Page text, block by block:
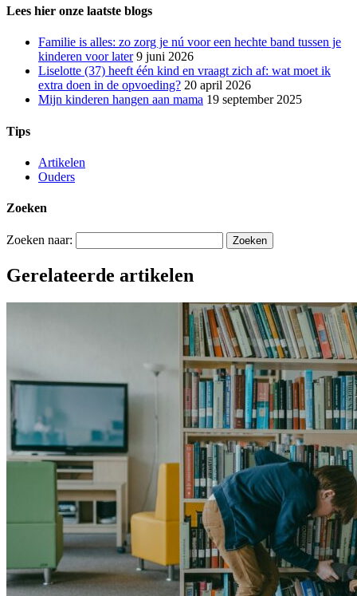
Lees hier onze laatste blogs
Familie is alles: zo zorg je nú voor een hechte band tussen je
kinderen voor later 9 juni 2026
Liselotte (37) heeft één kind en vraagt zich af: wat moet ik
extra doen in de opvoeding? 20 april 2026
Mijn kinderen hangen aan mama 19 september 2025
Tips
Artikelen
Ouders
Zoeken
Zoeken naar:
Gerelateerde artikelen